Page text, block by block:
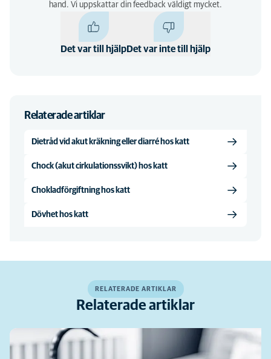
hand. Vi uppskattar din feedback väldigt mycket.
Det var till hjälpDet var inte till hjälp
Relaterade artiklar
Dietråd vid akut kräkning eller diarré hos katt
Chock (akut cirkulationssvikt) hos katt
Chokladförgiftning hos katt
Dövhet hos katt
RELATERADE ARTIKLAR
Relaterade artiklar